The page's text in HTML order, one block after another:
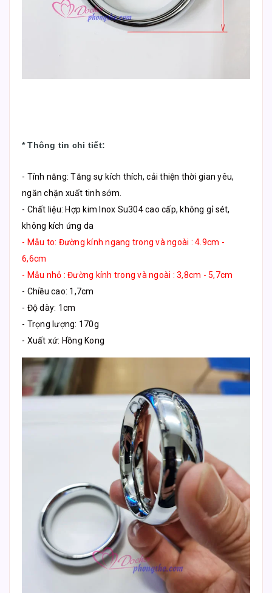
*Thông tin chi tiết:
- Tính năng: Tăng sự kích thích, cải thiện thời gian yêu,
ngăn chặn xuất tinh sớm.
- Chất liệu: Hợp kim Inox Su304 cao cấp, không gỉ sét,
không kích ứng da
- Mẫu to: Đường kính ngang trong và ngoài : 4.9cm -
6,6cm
- Mẫu nhỏ : Đường kính trong và ngoài : 3,8cm - 5,7cm
- Chiều cao: 1,7cm
- Độ dày: 1cm
- Trọng lượng: 170g
- Xuất xứ: Hồng Kong